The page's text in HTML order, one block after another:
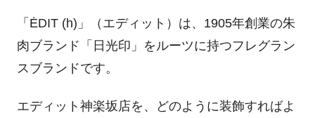
「 ĖDIT (h) 」（エディット）は、 1905年創業の朱
肉ブランド「日光印」をルーツに持つフレグラン
スブランドです。
エディット神楽坂店を、どのように装飾すればよ